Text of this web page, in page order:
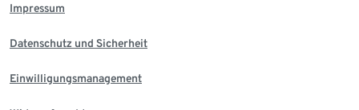
Impressum
Datenschutz und Sicherheit
Einwilligungsmanagement